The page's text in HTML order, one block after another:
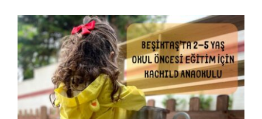
Beşiktaş’ta 2-5 Yaş Okul
Öncesi Eğitim İçin Kachild
Anaokulu